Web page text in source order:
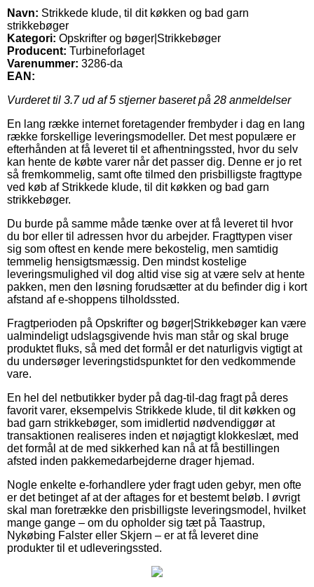
Navn: Strikkede klude, til dit køkken og bad garn
strikkebøger
Kategori: Opskrifter og bøger|Strikkebøger
Producent: Turbineforlaget
Varenummer: 3286-da
EAN:
Vurderet til 3.7ud af 5 stjerner baseret på 28 anmeldelser
En lang række internet foretagender frembyder i dag en lang
række forskellige leveringsmodeller. Det mest populære er
efterhånden at få leveret til et afhentningssted, hvor du selv
kan hente de købte varer når det passer dig. Denne er jo ret
så fremkommelig, samt ofte tilmed den prisbilligste fragttype
ved køb af Strikkede klude, til dit køkken og bad garn
strikkebøger.
Du burde på samme måde tænke over at få leveret til hvor
du bor eller til adressen hvor du arbejder. Fragttypen viser
sig som oftest en kende mere bekostelig, men samtidig
temmelig hensigtsmæssig. Den mindst kostelige
leveringsmulighed vil dog altid vise sig at være selv at hente
pakken, men den løsning forudsætter at du befinder dig i kort
afstand af e-shoppens tilholdssted.
Fragtperioden på Opskrifter og bøger|Strikkebøger kan være
ualmindeligt udslagsgivende hvis man står og skal bruge
produktet fluks, så med det formål er det naturligvis vigtigt at
du undersøger leveringstidspunktet for den vedkommende
vare.
En hel del netbutikker byder på dag-til-dag fragt på deres
favorit varer, eksempelvis Strikkede klude, til dit køkken og
bad garn strikkebøger, som imidlertid nødvendiggør at
transaktionen realiseres inden et nøjagtigt klokkeslæt, med
det formål at de med sikkerhed kan nå at få bestillingen
afsted inden pakkemedarbejderne drager hjemad.
Nogle enkelte e-forhandlere yder fragt uden gebyr, men ofte
er det betinget af at der aftages for et bestemt beløb. I øvrigt
skal man foretrække den prisbilligste leveringsmodel, hvilket
mange gange – om du opholder sig tæt på Taastrup,
Nykøbing Falster eller Skjern – er at få leveret dine
produkter til et udleveringssted.